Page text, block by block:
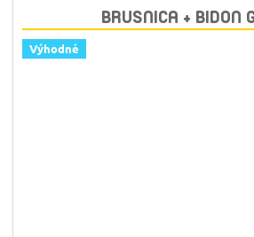
BRUSNICA + BIDON
Výhodné